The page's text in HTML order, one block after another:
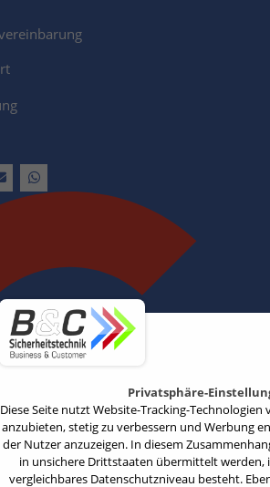
Privatsphäre-
Diese Seite nutzt Website-Tracking-
anzubieten, stetig zu verbessern und Werbung
der Nutzer anzuzeigen. In diesem
in unsichere Drittstaaten übermittelt werden,
vergleichbares Datenschutzniveau besteht.